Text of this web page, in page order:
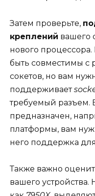
Затем проверьте,
креплений вашего
нового
быть совместимы с
сокетов, но вам
поддерживает
требуемый разъем.
предназначен,
платформы, вам
него поддержка
Также важно
вашего